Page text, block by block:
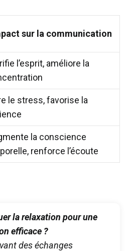
sur la communication
l’esprit, améliore la
le stress, favorise la
la conscience
renforce l’écoute
la relaxation pour une
efficace ?
des échanges